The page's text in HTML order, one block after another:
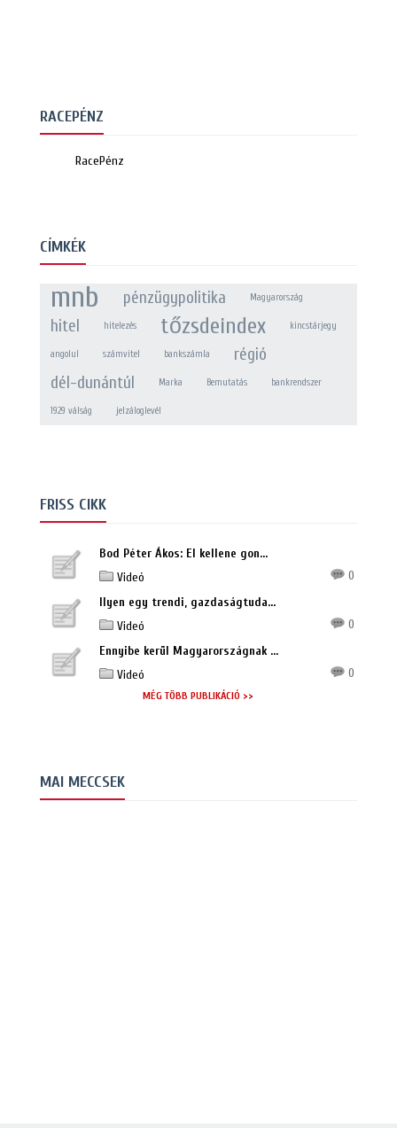
RACEPÉNZ
RacePénz
CÍMKÉK
mnb pénzügypolitika Magyarország
hitel hitelezés tőzsdeindex kincstárjegy
angolul számvitel bankszámla
régió
dél-dunántúl
Marka Bemutatás bankrendszer
1929 válság jelzáloglevél
FRISS CIKK
Bod Péter Ákos: El kellene gon...
Videó
0
Ilyen egy trendi, gazdaságtuda...
Videó
0
Ennyibe kerül Magyarországnak ...
Videó
0
MÉG TÖBB PUBLIKÁCIÓ >>
MAI MECCSEK